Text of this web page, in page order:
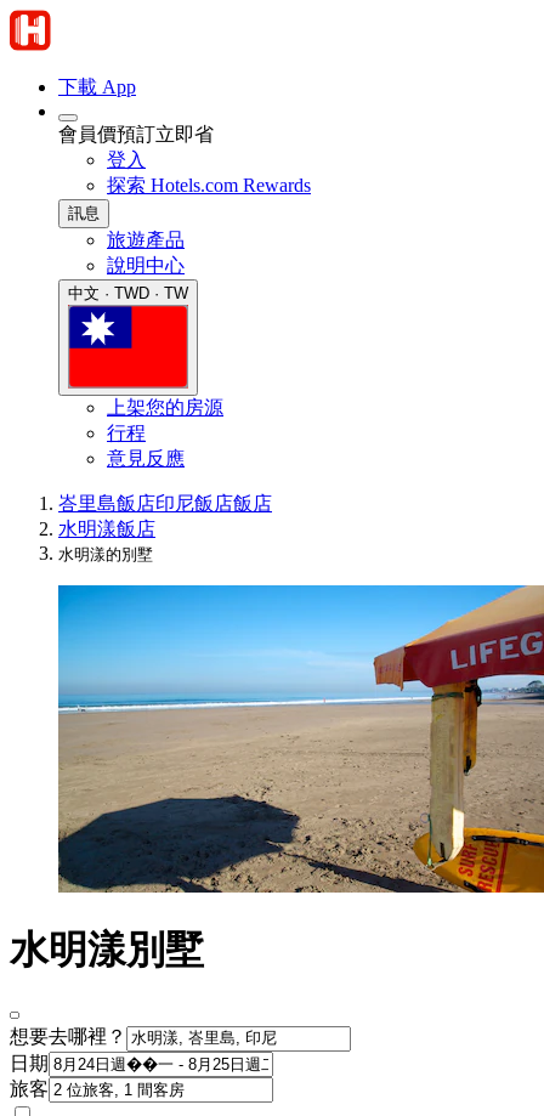
下載 App
會員價預訂立即省
登入
探索 Hotels.com Rewards
訊息
旅遊產品
說明中心
中文 · TWD · TW
上架您的房源
行程
意見反應
峇里島飯店印尼飯店飯店
水明漾飯店
水明漾的別墅
水明漾別墅
想要去哪裡？
日期
旅客